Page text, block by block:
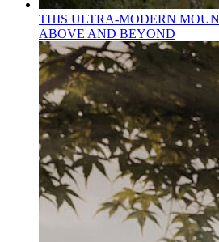
THIS ULTRA-MODERN
ABOVE AND BEYOND